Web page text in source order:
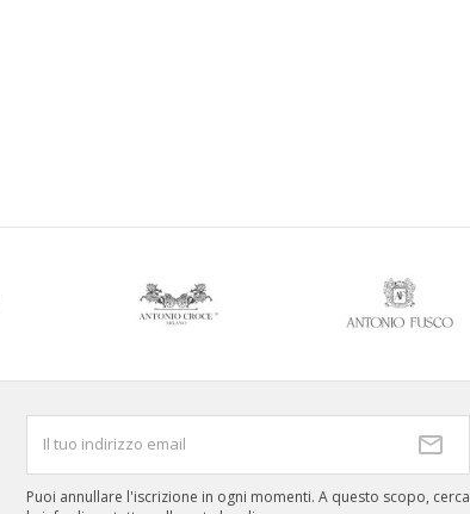
Puoi annullare l'iscrizione in ogni momenti. A questo scopo, cerca